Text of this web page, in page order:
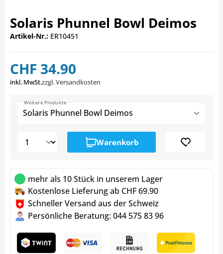
Solaris Phunnel Bowl Deimos
Artikel-Nr.: ER10451
CHF 34.90
inkl. MwSt.zzgl. Versandkosten
Solaris Phunnel Bowl Deimos
Weitere Produkte
Warenkorb
mehr als 10 Stück in unserem Lager
Kostenlose Lieferung ab CHF 69.90
Schneller Versand aus der Schweiz
Persönliche Beratung: 044 575 83 96